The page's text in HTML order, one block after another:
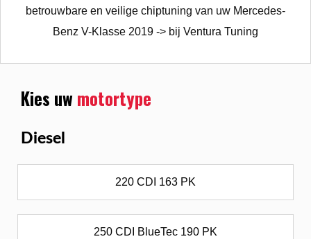
betrouwbare en veilige chiptuning van uw Mercedes-
Benz V-Klasse 2019 -> bij Ventura Tuning
Kies uwmotortype
Diesel
220 CDI 163 PK
250 CDI BlueTec 190 PK